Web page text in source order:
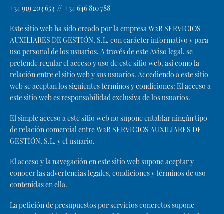
+34 919 203 653 // +34 646 810 788
Este sitio web ha sido creado por la empresa W2B SERVICIOS
AUXILIARES DE GESTIÓN, S.L. con carácter informativo y para
uso personal de los usuarios. A través de este Aviso legal, se
pretende regular el acceso y uso de este sitio web, así como la
relación entre el sitio web y sus usuarios. Accediendo a este sitio
web se aceptan los siguientes términos y condiciones: El acceso a
este sitio web es responsabilidad exclusiva de los usuarios.
El simple acceso a este sitio web no supone entablar ningún tipo
de relación comercial entre W2B SERVICIOS AUXILIARES DE
GESTIÓN, S.L. y el usuario.
El acceso y la navegación en este sitio web supone aceptar y
conocer las advertencias legales, condiciones y términos de uso
contenidas en ella.
La petición de presupuestos por servicios concretos supone